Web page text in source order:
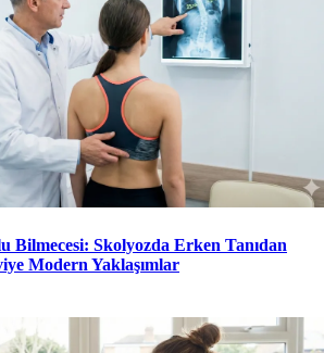
Bilmecesi: Skolyozda Erken Tanıdan
Modern Yaklaşımlar